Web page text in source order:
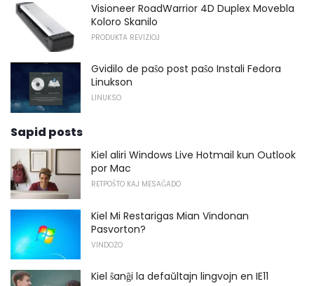
Visioneer RoadWarrior 4D Duplex Movebla
Koloro Skanilo
PRODUKTA REVIZIOJ
Gvidilo de paŝo post paŝo Instali Fedora
Linukson
LINUKSO
Sapid posts
Kiel aliri Windows Live Hotmail kun Outlook
por Mac
RETPOŜTO KAJ MESAĜADO
Kiel Mi Restarigas Mian Vindonan
Pasvorton?
VINDOZO
Kiel ŝanĝi la defaŭltajn lingvojn en IE11